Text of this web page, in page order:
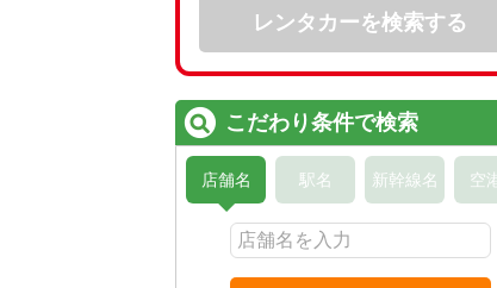
レンタカーを検索する
こだわり条件で検索
店舗名 駅名 新幹線名 空